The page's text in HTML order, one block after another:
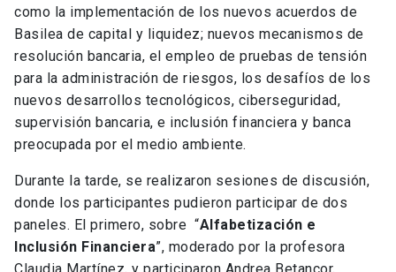
como la implementación de los nuevos acuerdos de
Basilea de capital y liquidez; nuevos mecanismos de
resolución bancaria, el empleo de pruebas de tensión
para la administración de riesgos, los desafíos de los
nuevos desarrollos tecnológicos, ciberseguridad,
supervisión bancaria, e inclusión financiera y banca
preocupada por el medio ambiente.
Durante la tarde, se realizaron sesiones de discusión,
donde los participantes pudieron participar de dos
paneles. El primero, sobre “Alfabetización e
Inclusión Financiera”, moderado por la profesora